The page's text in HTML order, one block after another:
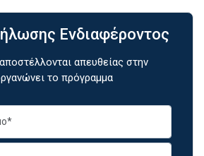
Ενδιαφέροντος
απευθείας στην
το πρόγραμμα